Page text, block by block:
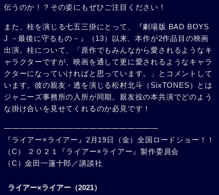
伝うのか！？その姿にもぜひご注目ください！
また、桂を演じる七五三掛にとって、『劇場版 BAD BOYS
J －最後に守るもの－』（13）以来、本作が2作品目の映画
出演。桂について、「原作でもみんなから愛されるようなキ
ャラクターですが、映画を通して更に愛されるようなキャラ
クターになっていければと思っています。」とコメントして
います。彼の親友・透を演じる松村北斗（SixTONES）とは
ジャニーズ事務所の入所が同期。親友役の本共演でどのよう
な掛け合いを見せてくれるのか必見です！
――――――――――――――――――――
『ライアー×ライアー』2月19日（金）全国ロードショー！！
（C） ２０２１『ライアー×ライアー』製作委員会
（C）金田一蓮十郎／講談社
ライアー×ライアー（2021）